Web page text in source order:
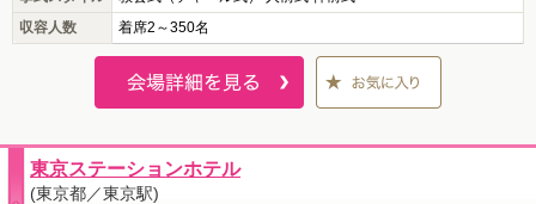
収容人数
着席2～350名
東京ステーションホテル
(東京都／東京駅)